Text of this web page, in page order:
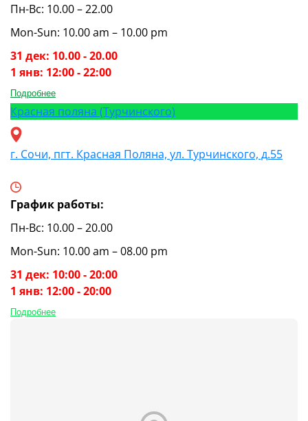
Пн-Вс: 10.00 – 22.00
Mon-Sun: 10.00 am – 10.00 pm
31 дек: 10.00 - 20.00
1 янв: 12:00 - 22:00
Подробнее
Красная поляна (Турчинского)
г. Сочи, пгт. Красная Поляна, ул. Турчинского, д.55
График работы:
Пн-Вс: 10.00 – 20.00
Mon-Sun: 10.00 am – 08.00 pm
31 дек: 10:00 - 20:00
1 янв: 12:00 - 20:00
Подробнее